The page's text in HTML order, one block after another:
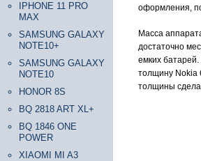
IPHONE 11 PRO
MAX
SAMSUNG GALAXY
NOTE10+
SAMSUNG GALAXY
NOTE10
HONOR 8S
BQ 2818 ART XL+
BQ 1846 ONE
POWER
XIAOMI MI A3
оформления,
Масса
достаточно
емких
толщину Nokia
толщины